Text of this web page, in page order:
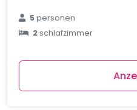
5personen
2schlafzimmer